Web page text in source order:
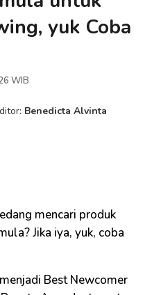
yuk Coba
WIB
Benedicta Alvinta
mencari produk
Jika iya, yuk, coba
Best Newcomer